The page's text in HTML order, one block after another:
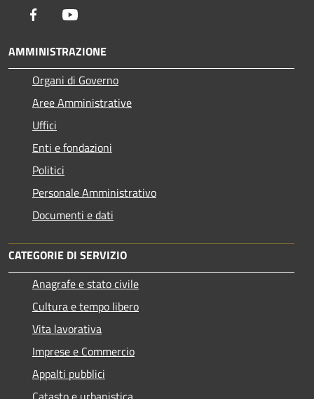
Facebook
AMMINISTRAZIONE
Organi di Governo
Aree Amministrative
Uffici
Enti e fondazioni
Politici
Personale Amministrativo
Documenti e dati
CATEGORIE DI SERVIZIO
Anagrafe e stato civile
Cultura e tempo libero
Vita lavorativa
Imprese e Commercio
Appalti pubblici